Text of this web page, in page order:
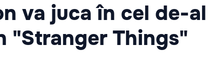
va juca în cel de-al
"Stranger Things"